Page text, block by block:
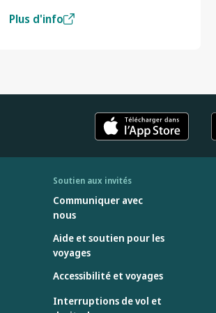
Plus d'info
Soutien aux invités
Communiquer avec
nous
Aide et soutien pour les
voyages
Accessibilité et voyages
Interruptions de vol et